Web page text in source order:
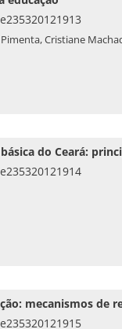
Cristiane
do Ceará:
mecanismos de